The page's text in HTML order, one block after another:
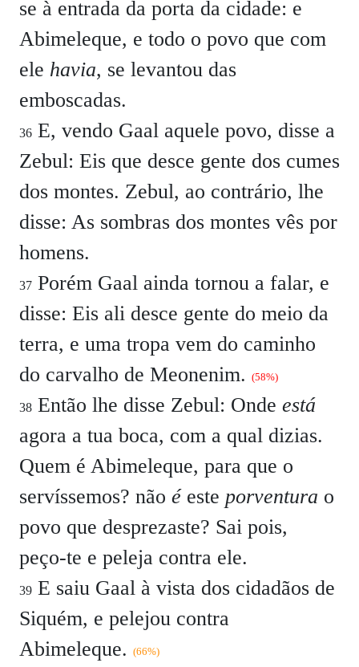
se à entrada da porta da cidade: e
Abimeleque, e todo o povo que com
ele havia, se levantou das
emboscadas.
36 E, vendo Gaal aquele povo, disse a
Zebul: Eis que desce gente dos cumes
dos montes. Zebul, ao contrário, lhe
disse: As sombras dos montes vês por
homens.
37 Porém Gaal ainda tornou a falar, e
disse: Eis ali desce gente do meio da
terra, e uma tropa vem do caminho
do carvalho de Meonenim. (58%)
38 Então lhe disse Zebul: Onde está
agora a tua boca, com a qual dizias.
Quem é Abimeleque, para que o
servíssemos? não éeste porventura o
povo que desprezaste? Sai pois,
peço-te e peleja contra ele.
39 E saiu Gaal à vista dos cidadãos de
Siquém, e pelejou contra
Abimeleque. (66%)